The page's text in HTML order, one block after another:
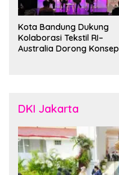
Kota Bandung Dukung
Kolaborasi Tekstil RI–
Australia Dorong Konsep
DKI Jakarta